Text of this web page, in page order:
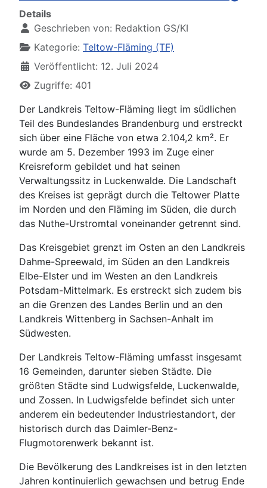
Details
Geschrieben von: Redaktion GS/KI
Kategorie: Teltow-Fläming (TF)
Veröffentlicht: 12. Juli 2024
Zugriffe: 401
Der Landkreis Teltow-Fläming liegt im südlichen
Teil des Bundeslandes Brandenburg und erstreckt
sich über eine Fläche von etwa 2.104,2 km². Er
wurde am 5. Dezember 1993 im Zuge einer
Kreisreform gebildet und hat seinen
Verwaltungssitz in Luckenwalde. Die Landschaft
des Kreises ist geprägt durch die Teltower Platte
im Norden und den Fläming im Süden, die durch
das Nuthe-Urstromtal voneinander getrennt sind.
Das Kreisgebiet grenzt im Osten an den Landkreis
Dahme-Spreewald, im Süden an den Landkreis
Elbe-Elster und im Westen an den Landkreis
Potsdam-Mittelmark. Es erstreckt sich zudem bis
an die Grenzen des Landes Berlin und an den
Landkreis Wittenberg in Sachsen-Anhalt im
Südwesten.
Der Landkreis Teltow-Fläming umfasst insgesamt
16 Gemeinden, darunter sieben Städte. Die
größten Städte sind Ludwigsfelde, Luckenwalde,
und Zossen. In Ludwigsfelde befindet sich unter
anderem ein bedeutender Industriestandort, der
historisch durch das Daimler-Benz-
Flugmotorenwerk bekannt ist.
Die Bevölkerung des Landkreises ist in den letzten
Jahren kontinuierlich gewachsen und betrug Ende